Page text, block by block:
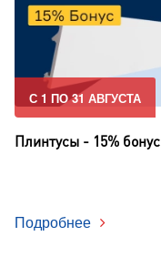
С 1 ПО 31 АВГУСТА
Плинтусы - 15% бонус
Подробнее